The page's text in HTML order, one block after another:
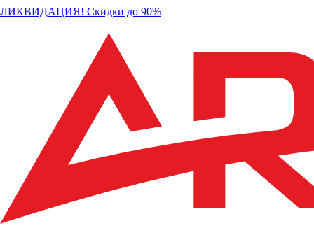
ЛИКВИДАЦИЯ! Скидки до 90%